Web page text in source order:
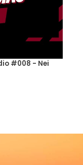
#008 - Nei